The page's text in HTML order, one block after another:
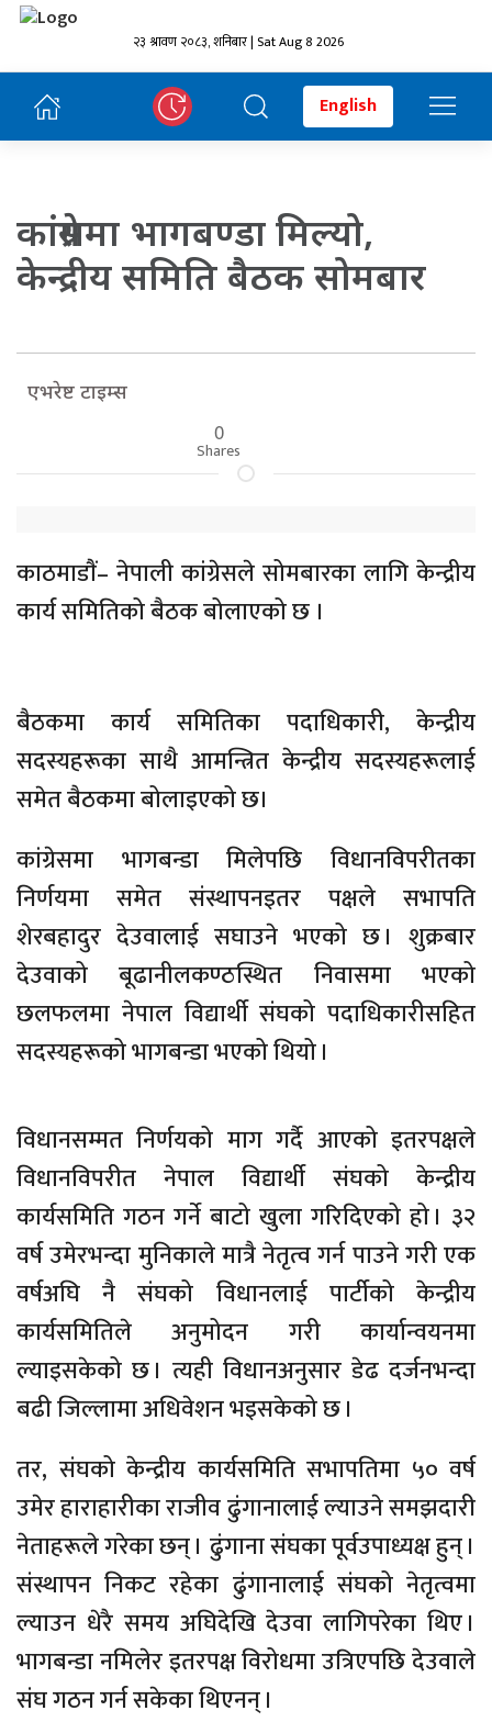
२३ श्रावण २०८३, शनिबार | Sat Aug 8 2026
English
कांग्रेसमा भागबण्डा मिल्यो,
केन्द्रीय समिति बैठक सोमबार
एभरेष्ट टाइम्स
0
Shares
काठमाडाैं– नेपाली कांग्रेसले सोमबारका लागि केन्द्रीय
कार्य समितिको बैठक बोलाएको छ ।
बैठकमा कार्य समितिका पदाधिकारी, केन्द्रीय
सदस्यहरूका साथै आमन्त्रित केन्द्रीय सदस्यहरूलाई
समेत बैठकमा बोलाइएको छ।
कांग्रेसमा भागबन्डा मिलेपछि विधानविपरीतका
निर्णयमा समेत संस्थापनइतर पक्षले सभापति
शेरबहादुर देउवालाई सघाउने भएको छ । शुक्रबार
देउवाको बूढानीलकण्ठस्थित निवासमा भएको
छलफलमा नेपाल विद्यार्थी संघको पदाधिकारीसहित
सदस्यहरूको भागबन्डा भएको थियो ।
विधानसम्मत निर्णयको माग गर्दै आएको इतरपक्षले
विधानविपरीत नेपाल विद्यार्थी संघको केन्द्रीय
कार्यसमिति गठन गर्ने बाटो खुला गरिदिएको हो । ३२
वर्ष उमेरभन्दा मुनिकाले मात्रै नेतृत्व गर्न पाउने गरी एक
वर्षअघि नै संघको विधानलाई पार्टीको केन्द्रीय
कार्यसमितिले अनुमोदन गरी कार्यान्वयनमा
ल्याइसकेको छ । त्यही विधानअनुसार डेढ दर्जनभन्दा
बढी जिल्लामा अधिवेशन भइसकेको छ ।
तर, संघको केन्द्रीय कार्यसमिति सभापतिमा ५० वर्ष
उमेर हाराहारीका राजीव ढुंगानालाई ल्याउने समझदारी
नेताहरूले गरेका छन् । ढुंगाना संघका पूर्वउपाध्यक्ष हुन् ।
संस्थापन निकट रहेका ढुंगानालाई संघको नेतृत्वमा
ल्याउन धेरै समय अघिदेखि देउवा लागिपरेका थिए ।
भागबन्डा नमिलेर इतरपक्ष विरोधमा उत्रिएपछि देउवाले
संघ गठन गर्न सकेका थिएनन् ।